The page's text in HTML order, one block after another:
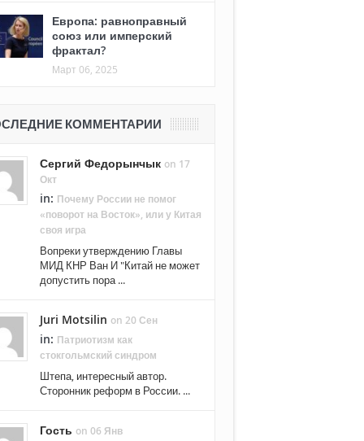
Европа: равноправный
союз или имперский
фрактал?
Март 06, 2025
КОММЕНТАРИИ
Сергий Федорынчык on 17
Окт
in: Почему России не помог
«поворот на Восток», или у Китая
своя игра
Вопреки утверждению Главы
МИД КНР Ван И "Китай не может
допустить пора ...
Juri Motsilin on 20 Сен
in: Патриотизм как
стокгольмский синдром
Штепа, интересный автор.
Сторонник реформ в России. ...
Гость on 06 Янв